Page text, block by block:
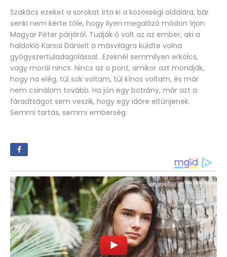
Szakács ezeket a sorokat írta ki a közösségi oldalára, bár
senki nem kérte tőle, hogy ilyen megalázó módon írjon
Magyar Péter párjáról. Tudják ő volt az az ember, aki a
haldokló Karsai Dánielt a másvilágra küldte volna
gyógyszertuladagolással.. Ezeknél semmilyen erkölcs,
vagy morál nincs. Nincs az a pont, amikor azt mondják,
hogy na elég, túl sok voltam, túl kínos voltam, és már
nem csinálom tovább. Ha jön egy botrány, már azt a
fáradtságot sem veszik, hogy egy időre eltűnjenek.
Semmi tartás, semmi emberség.